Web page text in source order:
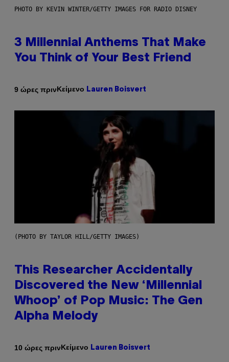
PHOTO BY KEVIN WINTER/GETTY IMAGES FOR RADIO DISNEY
3 Millennial Anthems That Make
You Think of Your Best Friend
9 ώρες πρινΚείμενο Lauren Boisvert
(PHOTO BY TAYLOR HILL/GETTY IMAGES)
This Researcher Accidentally
Discovered the New ‘Millennial
Whoop’ of Pop Music: The Gen
Alpha Melody
10 ώρες πρινΚείμενο Lauren Boisvert